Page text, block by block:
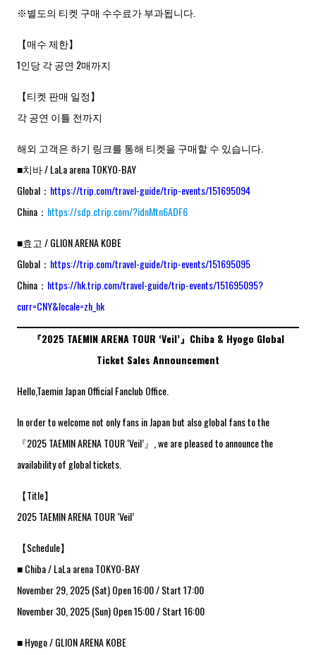
※별도의 티켓 구매 수수료가 부과됩니다.
【매수 제한】
1인당 각 공연 2매까지
【티켓 판매 일정】
각 공연 이틀 전까지
해외 고객은 하기 링크를 통해 티켓을 구매할 수 있습니다.
■치바 / LaLa arena TOKYO-BAY
Global： https://trip.com/travel-guide/trip-events/151695094
China： https://sdp.ctrip.com/?idnMtn6ADF6
■효고 / GLION ARENA KOBE
Global： https://trip.com/travel-guide/trip-events/151695095
China： https://hk.trip.com/travel-guide/trip-events/151695095?
curr=CNY&locale=zh_hk
『2025 TAEMIN ARENA TOUR ‘Veil’』Chiba & Hyogo Global
Ticket Sales Announcement
Hello,Taemin Japan Official Fanclub Office.
In order to welcome not only fans in Japan but also global fans to the
『2025 TAEMIN ARENA TOUR ‘Veil’』, we are pleased to announce the
availability of global tickets.
【Title】
2025 TAEMIN ARENA TOUR ‘Veil’
【Schedule】
■ Chiba / LaLa arena TOKYO-BAY
November 29, 2025 (Sat) Open 16:00 / Start 17:00
November 30, 2025 (Sun) Open 15:00 / Start 16:00
■ Hyogo / GLION ARENA KOBE